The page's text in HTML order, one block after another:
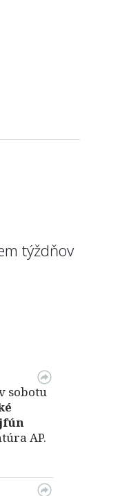
týždňov
sobotu
AP.